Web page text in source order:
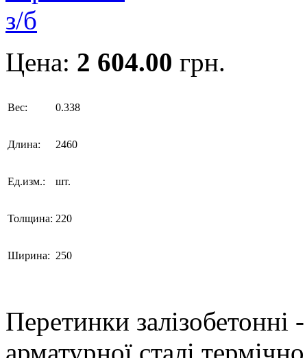
Цена: 2 604.00 грн.
Вес: 0.338
Длина: 2460
Ед.изм.: шт.
Толщина: 220
Ширина: 250
Перетинки